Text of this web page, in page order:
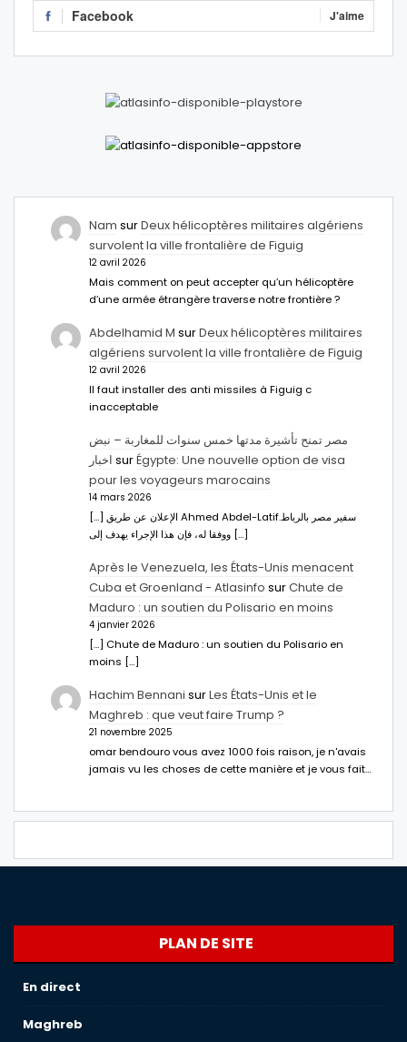
Facebook J'aime
Nam surDeux hélicoptères militaires algériens
survolent la ville frontalière de Figuig
12 avril 2026
Mais comment on peut accepter qu’un hélicoptère
d’une armée étrangère traverse notre frontière ?
Abdelhamid M surDeux hélicoptères militaires
algériens survolent la ville frontalière de Figuig
12 avril 2026
Il faut installer des anti missiles à Figuig c
inacceptable
مصر تمنح تأشيرة مدتها خمس سنوات للمغاربة – نبض
اخبار surÉgypte: Une nouvelle option de visa
pour les voyageurs marocains
14 mars 2026
[…] الإعلان عن طريق Ahmed Abdel-Latifسفير مصر بالرباط.
ووفقا له، فإن هذا الإجراء يهدف إلى […]
Après le Venezuela, les États-Unis menacent
Cuba et Groenland - Atlasinfo surChute de
Maduro : un soutien du Polisario en moins
4 janvier 2026
[…] Chute de Maduro : un soutien du Polisario en
moins […]
Hachim Bennani surLes États-Unis et le
Maghreb : que veut faire Trump ?
21 novembre 2025
omar bendouro vous avez 1000 fois raison, je n'avais
jamais vu les choses de cette manière et je vous fait…
PLAN DE SITE
En direct
Maghreb